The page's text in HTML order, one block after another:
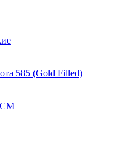
585 (Gold Filled)
СМ